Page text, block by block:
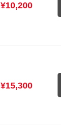
¥10,200
¥15,300